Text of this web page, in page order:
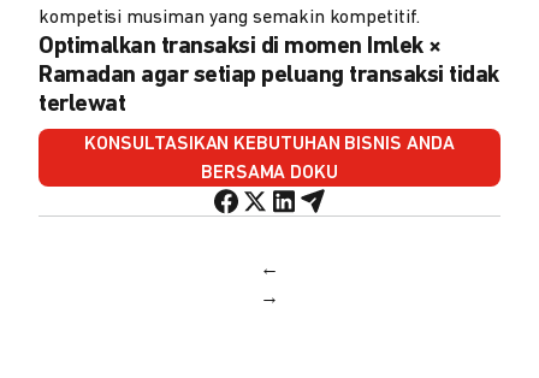
kompetisi musiman yang semakin kompetitif.
Optimalkan transaksi di momen Imlek ×
Ramadan agar setiap peluang transaksi tidak
terlewat
KONSULTASIKAN KEBUTUHAN BISNIS ANDA
BERSAMA DOKU
←
→